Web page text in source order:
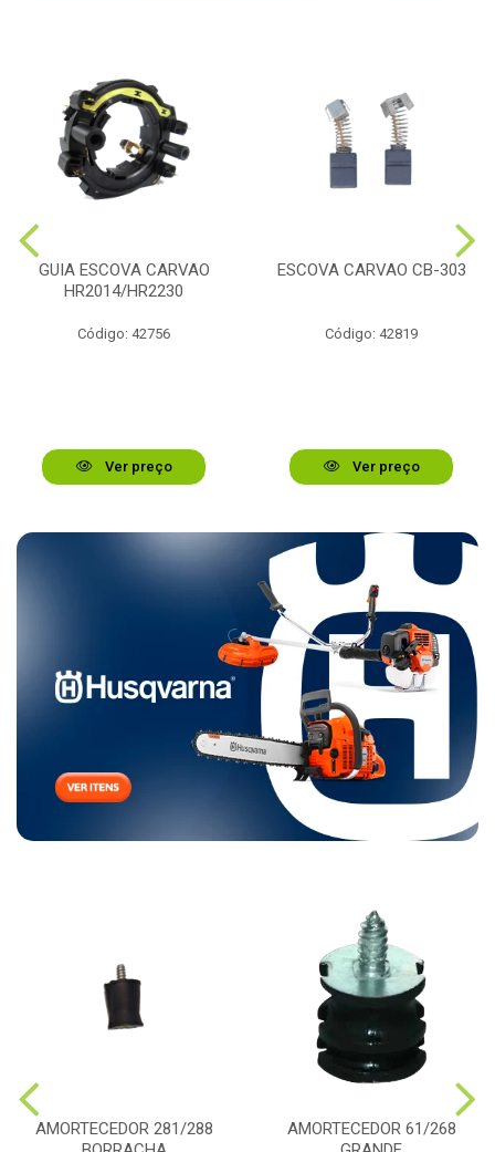
GUIA ESCOVA CARVAO
HR2014/HR2230
Código: 42756
Ver preço
ESCOVA CARVAO CB-303
Código: 42819
Ver preço
AMORTECEDOR 281/288
AMORTECEDOR 61/268